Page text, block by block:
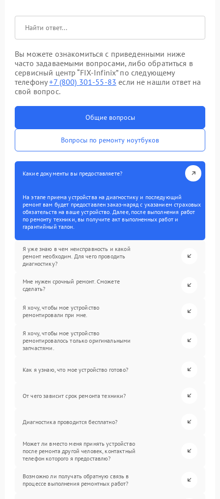
Вы можете ознакомиться с приведенными ниже
часто задаваемыми вопросами, либо обратиться в
сервисный центр “FIX-Infinix” по следующему
телефону+7 (800) 301-55-83 если не нашли ответ на
свой вопрос.
Общие вопросы
Вопросы по ремонту ноутбуков
Какие документы вы предоставляете?
На этапе приема устройства на диагностику и последующий
ремонт вам будет предоставлен заказ-наряд с указанием страховых
обязательств на ваше устройство. Далее, после выполнения работ
по ремонту техники, вы получите акт выполненных работ и
гарантийный талон.
Я уже знаю в чем неисправность и какой
ремонт необходим. Для чего проводить
диагностику?
Мне нужен срочный ремонт. Сможете
сделать?
Я хочу, чтобы мое устройство
ремонтировали при мне.
Я хочу, чтобы мое устройство
ремонтировалось только оригинальными
запчастями.
Как я узнаю, что мое устройство готово?
От чего зависит срок ремонта техники?
Диагностика проводится бесплатно?
Может ли вместо меня принять устройство
после ремонта другой человек, контактный
телефон которого я предоставлю?
Возможно ли получать обратную связь в
процессе выполнения ремонтных работ?